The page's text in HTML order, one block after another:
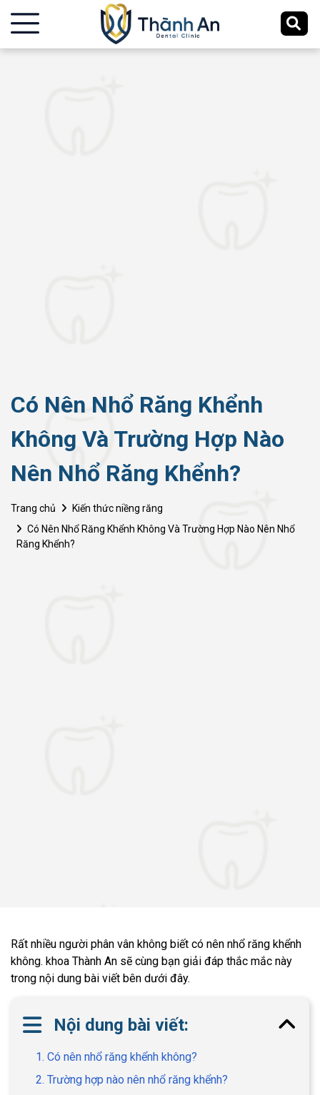
Có Nên Nhổ Răng Khểnh
Không Và Trường Hợp Nào
Nên Nhổ Răng Khểnh?
Trang chủ
Kiến thức niềng răng
Có Nên Nhổ Răng Khểnh Không Và Trường Hợp Nào Nên Nhổ
Răng Khểnh?
Rất nhiều người phân vân không biết có nên nhổ răng khểnh
không. khoa Thành An sẽ cùng bạn giải đáp thắc mắc này
trong nội dung bài viết bên dưới đây.
Nội dung bài viết:
1. Có nên nhổ răng khểnh không?
2. Trường hợp nào nên nhổ răng khểnh?